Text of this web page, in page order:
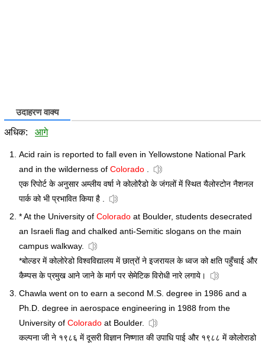
उदाहरण वाक्य
अधिक: आगे
Acid rain is reported to fall even in Yellowstone National Park
and in the wilderness of Colorado .
एक रिपोर्ट के अनुसार अम्लीय वर्षा ने कोलोरैडो के जंगलों में स्थित यैलोस्टोन नैशनल
पार्क को भी प्रभावित किया है .
* At the University of Colorado at Boulder, students desecrated
an Israeli flag and chalked anti-Semitic slogans on the main
campus walkway.
*बोल्डर में कोलोरेडो विश्वविद्यालय में छात्रों ने इजरायल के ध्वज को क्षति पहुँचाई और
कैम्पस के प्रमुख आने जाने के मार्ग पर सेमेटिक विरोधी नारे लगाये।
Chawla went on to earn a second M.S. degree in 1986 and a
Ph.D. degree in aerospace engineering in 1988 from the
University of Colorado at Boulder.
कल्पना जी ने १९८६ में दूसरी विज्ञान निष्णात की उपाधि पाई और १९८८ में कोलोराडो